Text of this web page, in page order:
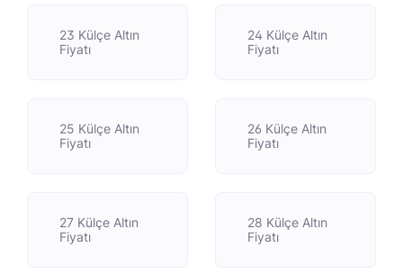
23 Külçe Altın
Fiyatı
24 Külçe Altın
Fiyatı
25 Külçe Altın
Fiyatı
26 Külçe Altın
Fiyatı
27 Külçe Altın
Fiyatı
28 Külçe Altın
Fiyatı